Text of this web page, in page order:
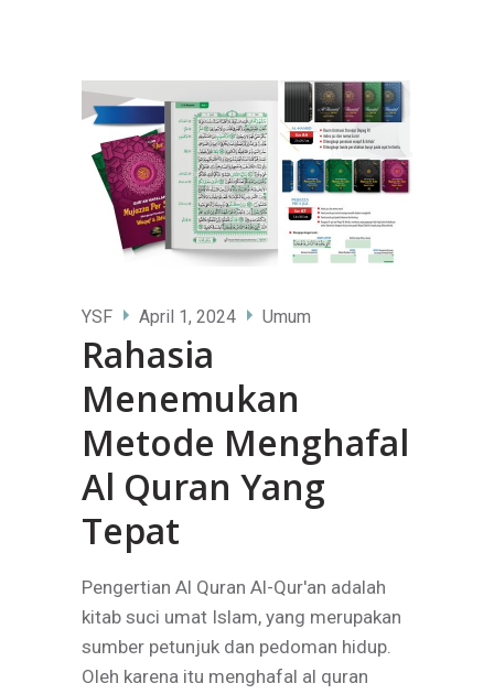
YSF April 1, 2024 Umum
Rahasia
Menemukan
Metode Menghafal
Al Quran Yang
Tepat
Pengertian Al Quran Al-Qur'an adalah
kitab suci umat Islam, yang merupakan
sumber petunjuk dan pedoman hidup.
Oleh karena itu menghafal al quran